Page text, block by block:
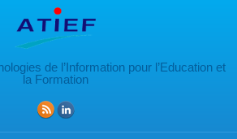
de l’Information pour l’Education et
la Formation